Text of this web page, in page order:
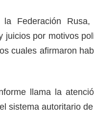
la Federación
juicios por motivos
cuales afirmaron
llama la
sistema autoritario